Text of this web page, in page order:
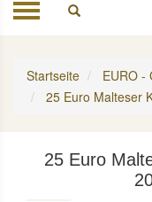
Toggle
Startseite EURO -
25 Euro Malteser
25 Euro